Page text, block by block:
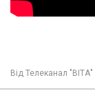
Від Телеканал "ВІТА"